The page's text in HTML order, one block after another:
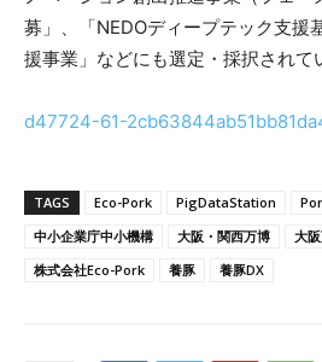
募」、「NEDOディープテック支援
援事業」などにも選定・採択されて
d47724-61-
TAGS Eco-Pork PigDataStation
中小企業庁中小機構
大阪・関西万博 大
株式会社Eco-Pork
養豚 養豚DX